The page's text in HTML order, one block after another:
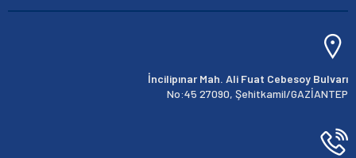
İncilipınar Mah. Ali Fuat Cebesoy Bulvarı
No:45 27090, Şehitkamil/GAZİANTEP